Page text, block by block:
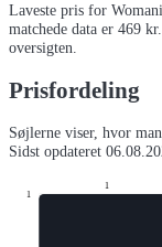
Laveste pris for
matchede data er 469 kr.
oversigten.
Prisfordeling
Søjlerne viser, hvor
Sidst opdateret
1
1